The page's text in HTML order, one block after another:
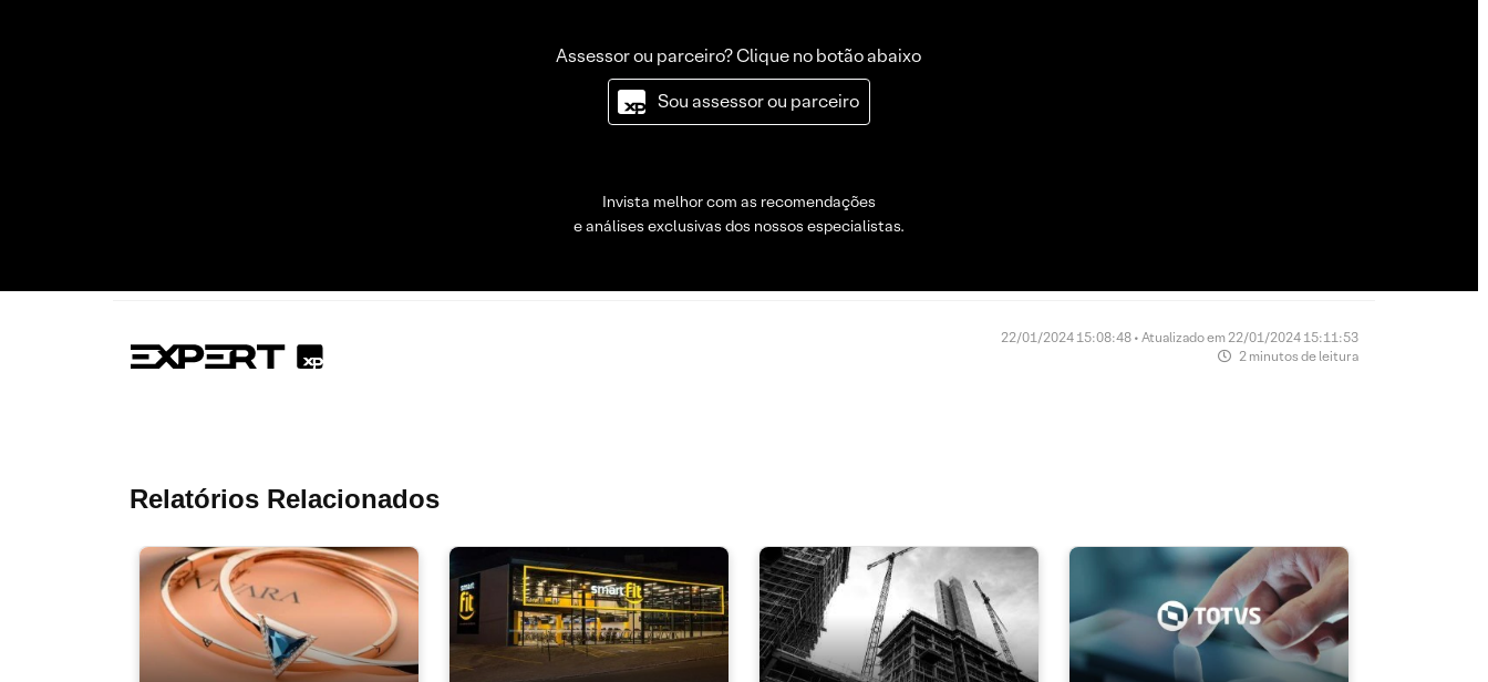
Assessor ou parceiro? Clique no botão abaixo
Sou assessor ou parceiro
Invista melhor com as recomendações
e análises exclusivas dos nossos especialistas.
22/01/2024 15:08:48 • Atualizado em 22/01/2024 15:11:53
2 minutos de leitura
Relatórios Relacionados